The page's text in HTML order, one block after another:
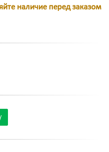
наличие перед заказом